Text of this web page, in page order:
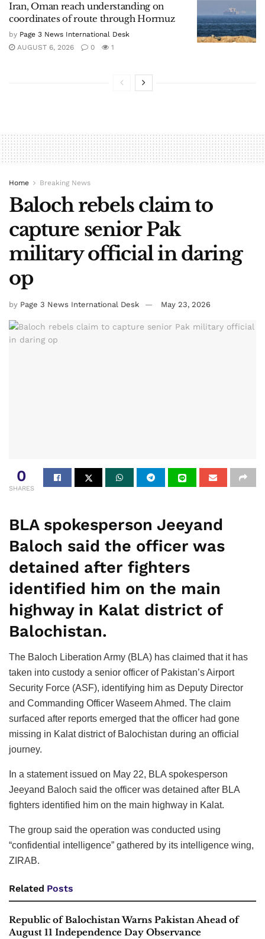
Iran, Oman reach understanding on
coordinates of route through Hormuz
by Page 3 News International Desk
AUGUST 6, 2026
0 1
Home Breaking News
Baloch rebels claim to
capture senior Pak
military official in daring
op
by Page 3 News International Desk May 23, 2026
0
SHARES
BLA spokesperson Jeeyand
Baloch said the officer was
detained after fighters
identified him on the main
highway in Kalat district of
Balochistan.
The Baloch Liberation Army (BLA) has claimed that it has
taken into custody a senior officer of Pakistan’s Airport
Security Force (ASF), identifying him as Deputy Director
and Commanding Officer Waseem Ahmed. The claim
surfaced after reports emerged that the officer had gone
missing in Kalat district of Balochistan during an official
journey.
In a statement issued on May 22, BLA spokesperson
Jeeyand Baloch said the officer was detained after BLA
fighters identified him on the main highway in Kalat.
The group said the operation was conducted using
“confidential intelligence” gathered by its intelligence wing,
ZIRAB.
Related Posts
Republic of Balochistan Warns Pakistan Ahead of
August 11 Independence Day Observance